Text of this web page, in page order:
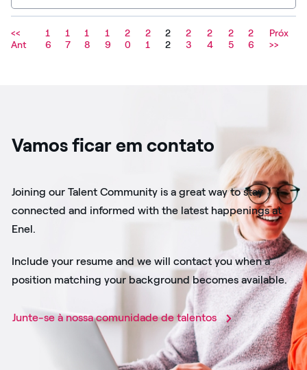
<<
Ant
1
6
1
7
1
8
1
9
2
0
2
1
2
2
2
3
2
4
2
5
2
6
Próx
>>
Vamos ficar em contato
Joining our Talent Community is a great way to stay
connected and informed with the latest happenings at
Enel.
Include your resume and we will contact you when a
position matching your background becomes available.
Junte-se à nossa comunidade de talentos